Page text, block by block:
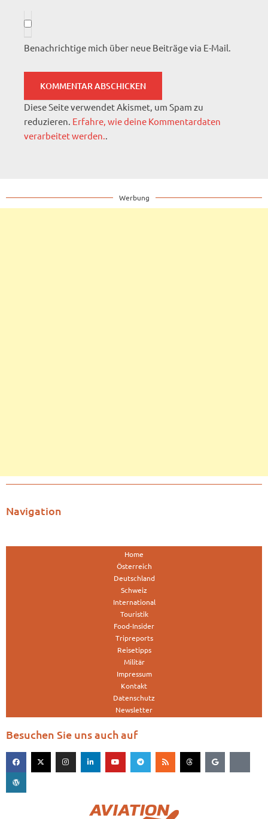
Benachrichtige mich über neue Beiträge via E-Mail.
Diese Seite verwendet Akismet, um Spam zu
reduzieren. Erfahre, wie deine Kommentardaten
verarbeitet werden..
Werbung
Navigation
Home
Österreich
Deutschland
Schweiz
International
Touristik
Food-Insider
Tripreports
Reisetipps
Militär
Impressum
Kontakt
Datenschutz
Newsletter
Besuchen Sie uns auch auf